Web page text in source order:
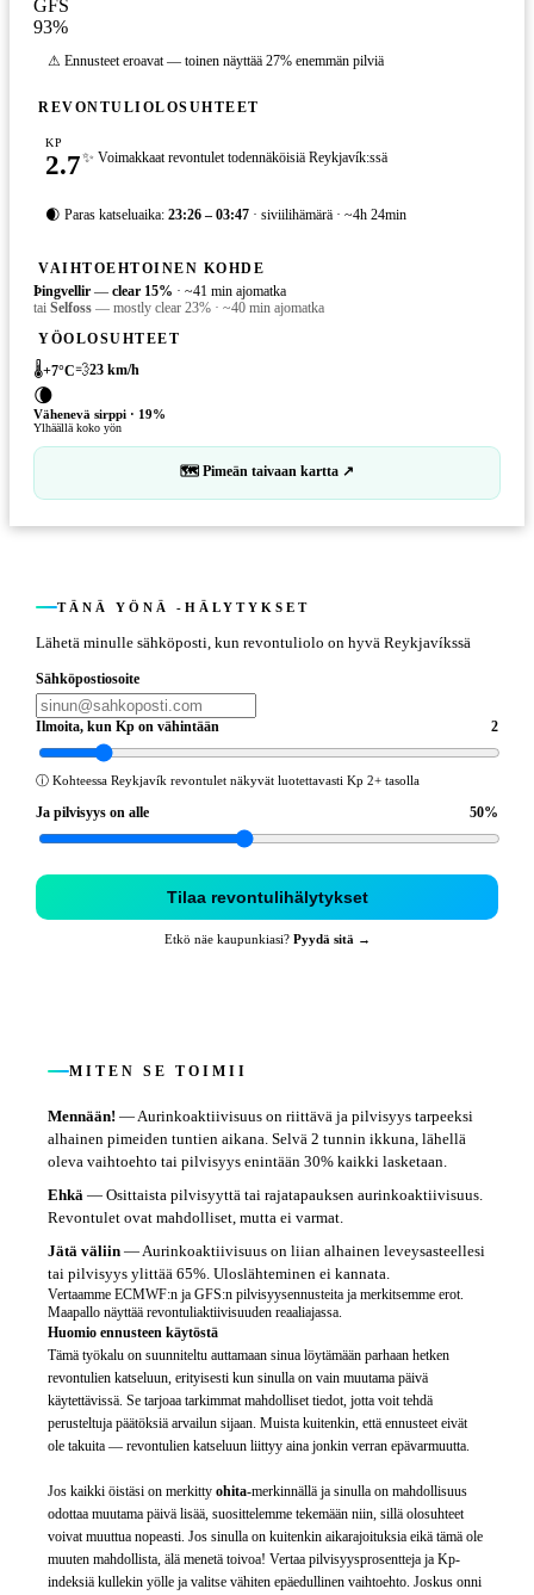
GFS
93%
⚠ Ennusteet eroavat — toinen näyttää 27% enemmän pilviä
REVONTULIOLOSUHTEET
KP
2.7✨ Voimakkaat revontulet todennäköisiä Reykjavík:ssä
🌒 Paras katseluaika: 23:26 – 03:47 · siviilihämärä · ~4h 24min
VAIHTOEHTOINEN KOHDE
Þingvellir — clear 15% · ~41 min ajomatka
tai Selfoss — mostly clear 23% · ~40 min ajomatka
YÖOLOSUHTEET
🌡️+7°C💨23 km/h
🌘
Vähenevä sirppi · 19%
Ylhäällä koko yön
🗺 Pimeän taivaan kartta ↗
TÄNÄ YÖNÄ -HÄLYTYKSET
Lähetä minulle sähköposti, kun revontuliolo on hyvä Reykjavíkssä
Sähköpostiosoite
Ilmoita, kun Kp on vähintään 2
ⓘ Kohteessa Reykjavík revontulet näkyvät luotettavasti Kp 2+ tasolla
Ja pilvisyys on alle 50%
Tilaa revontulihälytykset
Etkö näe kaupunkiasi? Pyydä sitä →
MITEN SE TOIMII
Mennään! —Aurinkoaktiivisuus on riittävä ja pilvisyys tarpeeksi
alhainen pimeiden tuntien aikana. Selvä 2 tunnin ikkuna, lähellä
oleva vaihtoehto tai pilvisyys enintään 30% kaikki lasketaan.
Ehkä — Osittaista pilvisyyttä tai rajatapauksen aurinkoaktiivisuus.
Revontulet ovat mahdolliset, mutta ei varmat.
Jätä väliin —Aurinkoaktiivisuus on liian alhainen leveysasteellesi
tai pilvisyys ylittää 65%. Uloslähteminen ei kannata.
Vertaamme ECMWF:n ja GFS:n pilvisyysennusteita ja merkitsemme erot.
Maapallo näyttää revontuliaktiivisuuden reaaliajassa.
Huomio ennusteen käytöstä
Tämä työkalu on suunniteltu auttamaan sinua löytämään parhaan hetken
revontulien katseluun, erityisesti kun sinulla on vain muutama päivä
käytettävissä. Se tarjoaa tarkimmat mahdolliset tiedot, jotta voit tehdä
perusteltuja päätöksiä arvailun sijaan. Muista kuitenkin, että ennusteet eivät
ole takuita — revontulien katseluun liittyy aina jonkin verran epävarmuutta.
Jos kaikki öistäsi on merkitty ohita-merkinnällä ja sinulla on mahdollisuus
odottaa muutama päivä lisää, suosittelemme tekemään niin, sillä olosuhteet
voivat muuttua nopeasti. Jos sinulla on kuitenkin aikarajoituksia eikä tämä ole
muuten mahdollista, älä menetä toivoa! Vertaa pilvisyysprosentteja ja Kp-
indeksiä kullekin yölle ja valitse vähiten epäedullinen vaihtoehto. Joskus onni